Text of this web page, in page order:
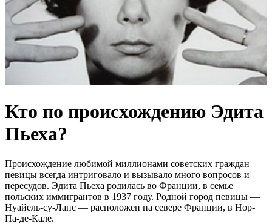
Кто по происхождению Эдита
Пьеха?
Происхождение любимой миллионами советских граждан
певицы всегда интриговало и вызывало много вопросов и
пересудов. Эдита Пьеха родилась во Франции, в семье
польских иммигрантов в 1937 году. Родной город певицы —
Нуайель-су-Ланс — расположен на севере Франции, в Нор-
Па-де-Кале.